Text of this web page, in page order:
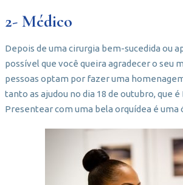
2- Médico
Depois de uma cirurgia bem-sucedida ou
possível que você queira agradecer o seu
pessoas optam por fazer uma
tanto as ajudou no dia 18 de outubro, que é
Presentear com uma bela orquídea é uma